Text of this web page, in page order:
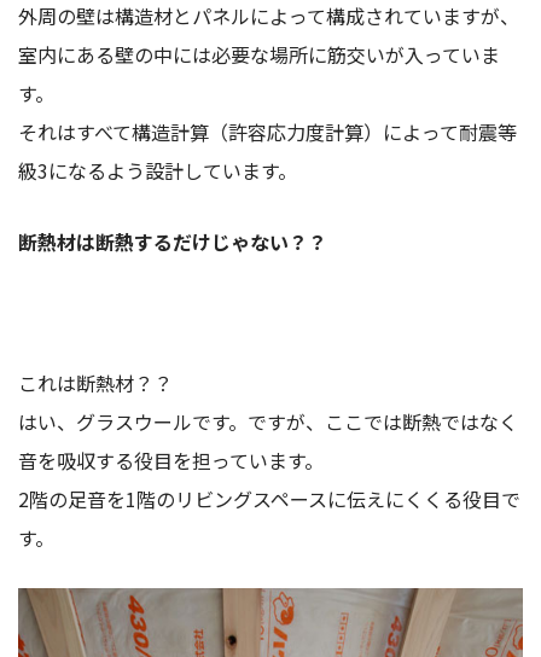
外周の壁は構造材とパネルによって構成されていますが、
室内にある壁の中には必要な場所に筋交いが入っていま
す。
それはすべて構造計算（許容応力度計算）によって耐震等
級3になるよう設計しています。
断熱材は断熱するだけじゃない？？
これは断熱材？？
はい、グラスウールです。ですが、ここでは断熱ではなく
音を吸収する役目を担っています。
2階の足音を1階のリビングスペースに伝えにくくる役目で
す。